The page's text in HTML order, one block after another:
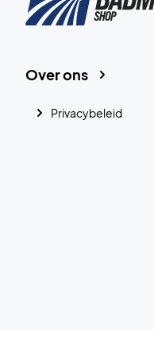
Over ons
Privacybeleid